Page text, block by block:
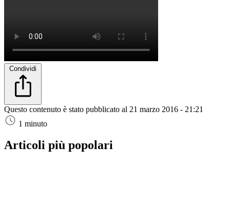
Condividi
Questo contenuto è stato pubblicato al 21 marzo 2016 - 21:21
1 minuto
Articoli più popolari